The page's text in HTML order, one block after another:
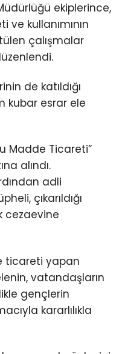
ekiplerince,
kullanımının
çalışmalar
de katıldığı
kubar esrar ele
Madde Ticareti”
alındı.
adli
çıkarıldığı
cezaevine
ticareti yapan
vatandaşların
gençlerin
kararlılıkla